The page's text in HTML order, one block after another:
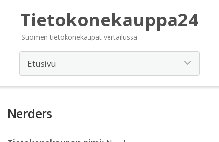
Tietokonekauppa24
Suomen tietokonekaupat vertailussa
Nerders